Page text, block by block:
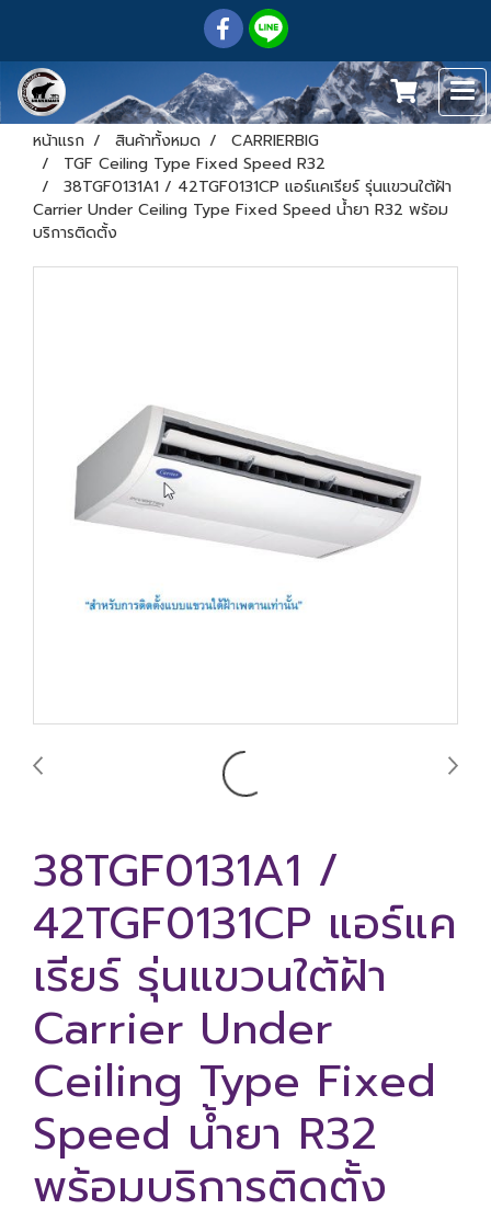
หน้าแรก สินค้าทั้งหมด
CARRIERBIG
TGF Ceiling Type Fixed Speed R32
38TGF0131A1 / 42TGF0131CP แอร์แคเรียร์ รุ่นแขวนใต้ฝ้า
Carrier Under Ceiling Type Fixed Speed น้ำยา R32 พร้อม
บริการติดตั้ง
38TGF0131A1 /
42TGF0131CP แอร์แค
เรียร์ รุ่นแขวนใต้ฝ้า
Carrier Under
Ceiling Type Fixed
Speed น้ำยา R32
พร้อมบริการติดตั้ง